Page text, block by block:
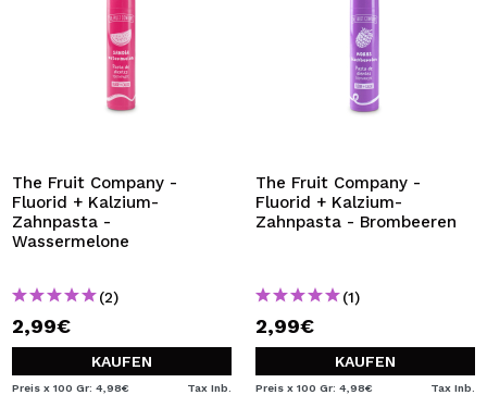
The Fruit Company -
Fluorid + Kalzium-
Zahnpasta -
Wassermelone
(2)
2,99€
KAUFEN
Preis x 100 Gr: 4,98€ Tax Inb.
The Fruit Company -
Fluorid + Kalzium-
Zahnpasta - Brombeeren
(1)
2,99€
KAUFEN
Preis x 100 Gr: 4,98€ Tax Inb.